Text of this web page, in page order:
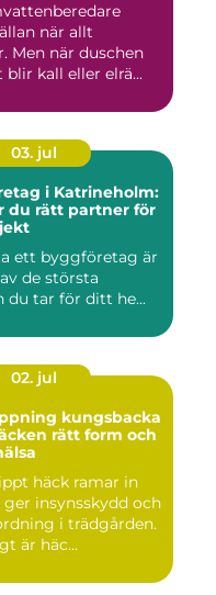
när allt
Men när duschen
kall eller elrä...
03. jul
i Katrineholm:
du rätt partner för
ett byggföretag är
de största
du tar för ditt he...
02. jul
kungsbacka
rätt form och
häck ramar in
insynsskydd och
i trädgården.
är häc...